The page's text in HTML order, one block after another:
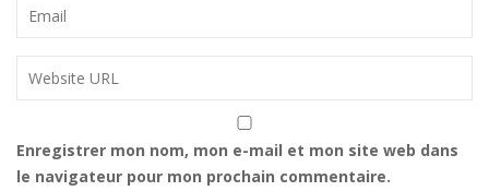
Enregistrer mon nom, mon e-mail et mon site web dans
le navigateur pour mon prochain commentaire.